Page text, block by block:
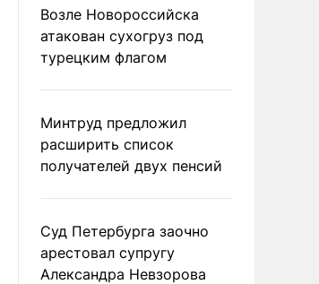
Возле Новороссийска
атакован сухогруз под
турецким флагом
Минтруд предложил
расширить список
получателей двух пенсий
Суд Петербурга заочно
арестовал супругу
Александра Невзорова